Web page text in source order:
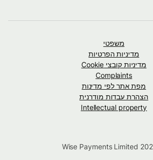
משפטי
מדיניות הפרטיות
מדיניות קובצי Cookie
Complaints
מפת אתר לפי מדינות
הצהרת עבדות מודרנית
Intellectual property